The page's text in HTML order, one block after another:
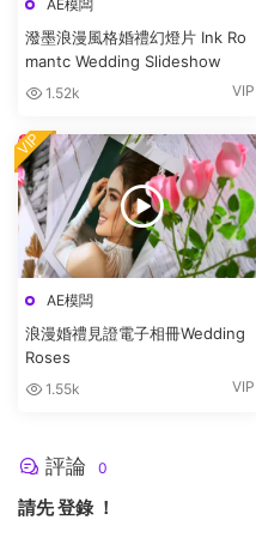
AE模闆
潑墨浪漫風格婚禮幻燈片 Ink Ro
mantc Wedding Slideshow
1.52k VIP
AE模闆
浪漫婚禮見證電子相冊Wedding
Roses
1.55k VIP
VIP
評論 0
請先登錄！